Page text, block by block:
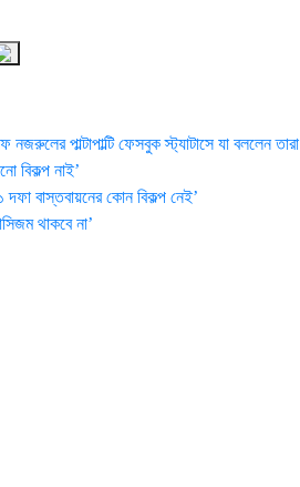
পাল্টাপাল্টি ফেসবুক স্ট্যাটাসে যা বললেন তারা
বিকল্প নাই’
দফা বাস্তবায়নের কোন বিকল্প নেই’
থাকবে না’